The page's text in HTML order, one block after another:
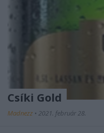
Csíki Gold
Madnezz • 2021. február 28.